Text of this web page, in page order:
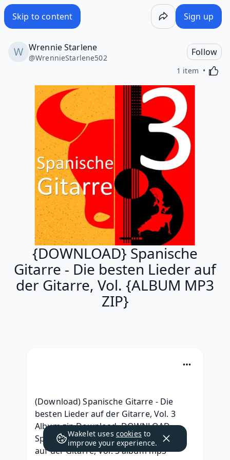
Skip to content Sign up
Wrennie Starlene
@WrennieStarlene502
Follow
1 item
{DOWNLOAD} Spanische
Gitarre - Die besten Lieder auf
der Gitarre, Vol. {ALBUM MP3
ZIP}
(Download) Spanische Gitarre - Die
besten Lieder auf der Gitarre, Vol. 3
Album zip Download, DOWNLOAD
Spanische Gitarre - Die besten Lieder
auf der Gitarre, Vol. 3 album mp3
Wakelet uses cookies to
improve your experience.